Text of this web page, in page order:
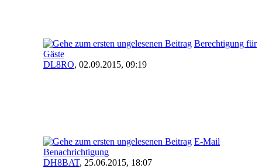
Berechtigung für
Gäste
DL8RO, 02.09.2015, 09:19
E-Mail
Benachrichtigung
DH8BAT, 25.06.2015, 18:07